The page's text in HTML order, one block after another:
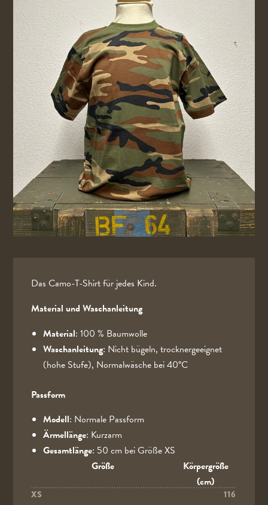
Das Camo-T-Shirt für jedes Kind.
Material und Waschanleitung
Material: 100 % Baumwolle
Waschanleitung: Nicht bügeln, trocknergeeignet
(hohe Stufe), Normalwäsche bei 40°C
Passform
Modell: Normale Passform
Ärmellänge: Kurzarm
Gesamtlänge: 50 cm bei Größe XS
Größe
Körpergröße
(cm)
XS 116